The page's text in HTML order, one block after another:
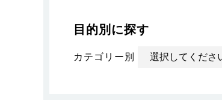
目的別に探す
カテゴリー別